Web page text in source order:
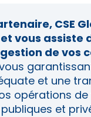
CSE
vous assiste
de vos
et une
opérations
et